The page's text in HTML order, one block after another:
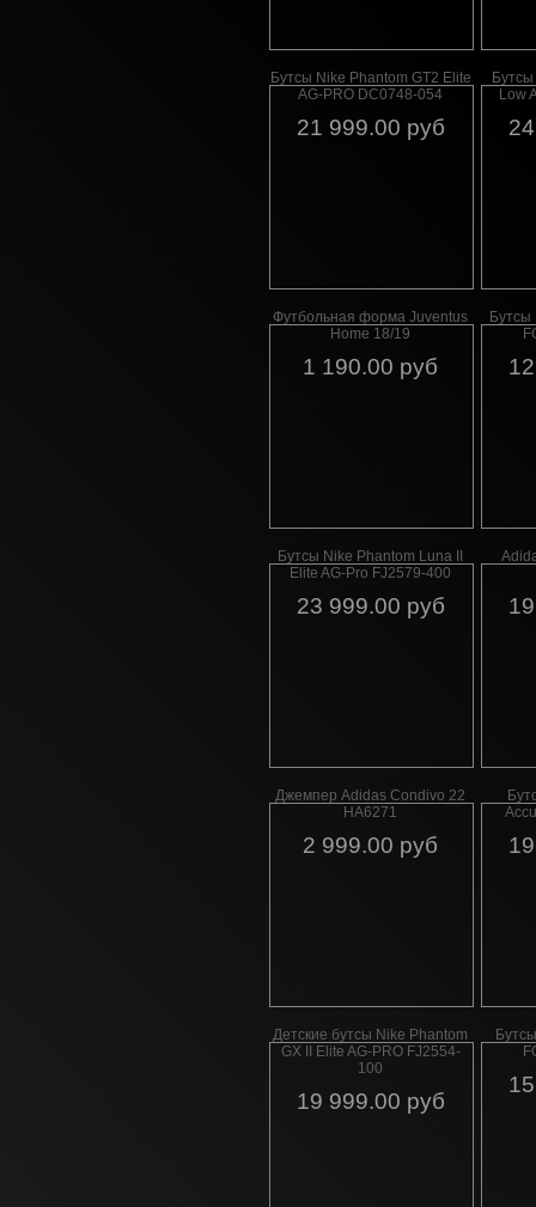
Бутсы Nike Phantom GT2 Elite
AG-PRO DC0748-054
21 999.00 руб
Low
Футбольная форма Juventus
Home 18/19
1 190.00 руб
Бутсы
Бутсы Nike Phantom Luna II
Elite AG-Pro FJ2579-400
23 999.00 руб
Джемпер Adidas Condivo 22
HA6271
2 999.00 руб
Детские бутсы Nike Phantom
GX II Elite AG-PRO FJ2554-
100
19 999.00 руб